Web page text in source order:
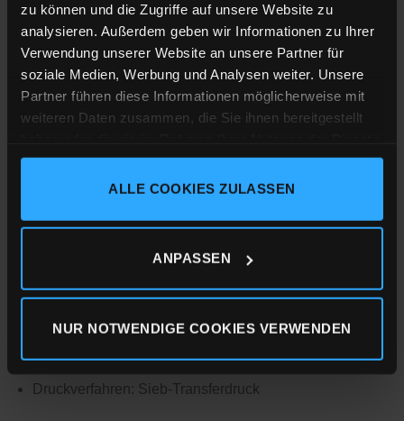
zu können und die Zugriffe auf unsere Website zu
analysieren. Außerdem geben wir Informationen zu Ihrer
Verwendung unserer Website an unsere Partner für
soziale Medien, Werbung und Analysen weiter. Unsere
Partner führen diese Informationen möglicherweise mit
weiteren Daten zusammen, die Sie ihnen bereitgestellt
gesammelt haben.
ALLE COOKIES ZULASSEN
ANPASSEN
NUR NOTWENDIGE COOKIES VERWENDEN
Masstabellen, sollte was mal nicht passen, ist ein
Umtausch natürlich auch kein Problem.
Größe & Passform
Medium Fit
350 g/m²
weiche Frottee Innenseite (aufgeraut)
Kapuze mit Kordel
aufgesetzte Kanguruh-Tasche
gerippter Saum und Armabschluss
Druckverfahren: Sieb-Transferdruck